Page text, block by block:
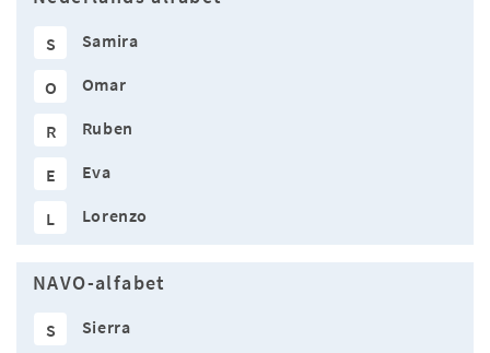
S Samira
O Omar
R Ruben
E Eva
L Lorenzo
NAVO-alfabet
S Sierra